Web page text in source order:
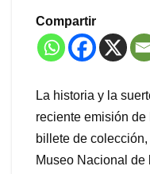
Compartir
La historia y la
reciente emisión
billete de
Museo Nacional de